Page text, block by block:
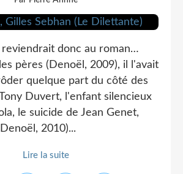
reviendrait donc au roman…
pères (Denoël, 2009), il l'avait
quelque part du côté des
Duvert, l'enfant silencieux
le suicide de Jean Genet,
Denoël, 2010)...
Lire la suite